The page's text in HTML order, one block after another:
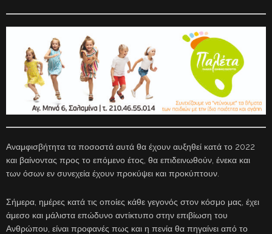
Αναμφισβήτητα τα ποσοστά αυτά θα έχουν αυξηθεί κατά το 2022
και βαίνοντας προς το επόμενο έτος, θα επιδεινωθούν, ένεκα και
των όσων εν συνεχεία έχουν προκύψει και προκύπτουν.
Σήμερα, ημέρες κατά τις οποίες κάθε γεγονός στον κόσμο μας, έχει
άμεσο και μάλιστα επώδυνο αντίκτυπο στην επιβίωση του
Ανθρώπου, είναι προφανές πως και η πενία θα πηγαίνει από το